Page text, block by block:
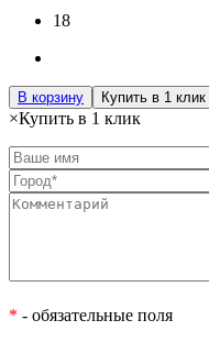
18
В корзину Купить в 1 клик
×Купить в 1 клик
* - обязательные поля